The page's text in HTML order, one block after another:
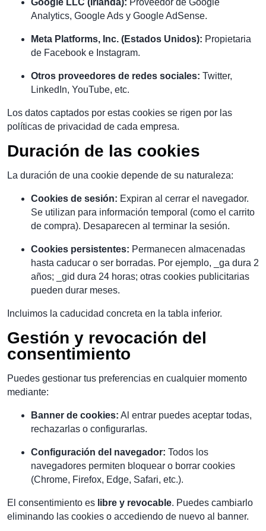
Google LLC (Irlanda): Proveedor de Google
Analytics, Google Ads y Google AdSense.
Meta Platforms, Inc. (Estados Unidos): Propietaria
de Facebook e Instagram.
Otros proveedores de redes sociales: Twitter,
LinkedIn, YouTube, etc.
Los datos captados por estas cookies se rigen por las
políticas de privacidad de cada empresa.
Duración de las cookies
La duración de una cookie depende de su naturaleza:
Cookies de sesión: Expiran al cerrar el navegador.
Se utilizan para información temporal (como el carrito
de compra). Desaparecen al terminar la sesión.
Cookies persistentes: Permanecen almacenadas
hasta caducar o ser borradas. Por ejemplo, _ga dura 2
años; _gid dura 24 horas; otras cookies publicitarias
pueden durar meses.
Incluimos la caducidad concreta en la tabla inferior.
Gestión y revocación del
consentimiento
Puedes gestionar tus preferencias en cualquier momento
mediante:
Banner de cookies: Al entrar puedes aceptar todas,
rechazarlas o configurarlas.
Configuración del navegador: Todos los
navegadores permiten bloquear o borrar cookies
(Chrome, Firefox, Edge, Safari, etc.).
El consentimiento es libre y revocable. Puedes cambiarlo
eliminando las cookies o accediendo de nuevo al banner.